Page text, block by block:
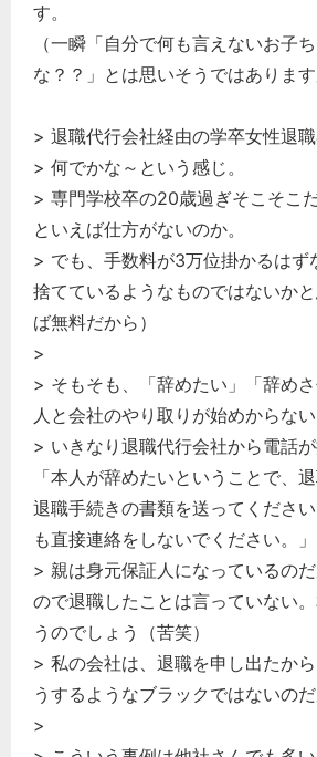
す。
（一瞬「自分で何も言えないお子
な？？」とは思いそうではあります
> 退職代行会社経由の学卒女性退職
> 何でかな～という感じ。
> 専門学校卒の20歳過ぎそこそこ
といえば仕方がないのか。
> でも、手数料が3万位掛かるはず
捨てているようなものではないか
ば無料だから）
>
> そもそも、「辞めたい」「辞め
人と会社のやり取りが始めからない
> いきなり退職代行会社から電話が
「本人が辞めたいということで、
退職手続きの書類を送ってくださ
も直接連絡をしないでください。」
> 親は身元保証人になっているの
ので退職したことは言っていない
うのでしょう（苦笑）
> 私の会社は、退職を申し出たか
うするようなブラックではないのだ
>